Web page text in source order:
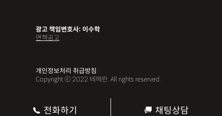
전화하기 채팅상담
광고 책임변호사: 이수학
면책공고
개인정보처리 취급방침
Copyright ⓒ 2022 테헤란. All rights reserved.